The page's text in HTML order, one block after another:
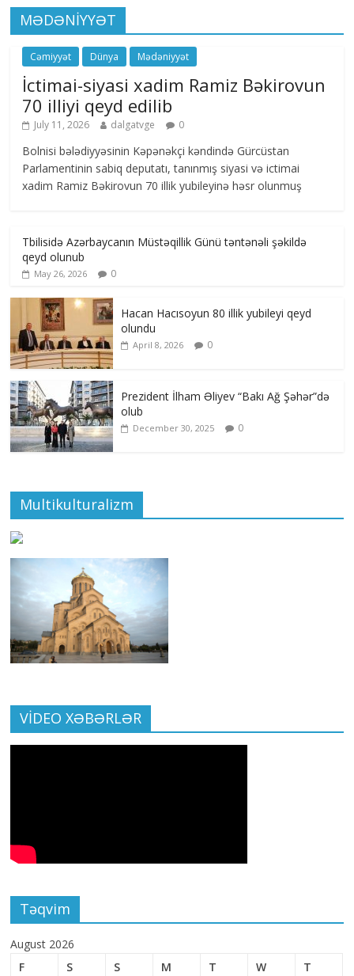
MƏDƏNİYYƏT
Cəmiyyət Dünya Mədəniyyət
İctimai-siyasi xadim Ramiz Bəkirovun
70 illiyi qeyd edilib
July 11, 2026 dalgatvge 0
Bolnisi bələdiyyəsinin Kəpənəkçi kəndində Gürcüstan
Parlamentinin sabiq deputatı, tanınmış siyasi və ictimai
xadim Ramiz Bəkirovun 70 illik yubileyinə həsr olunmuş
Tbilisidə Azərbaycanın Müstəqillik Günü təntənəli şəkildə
qeyd olunub
May 26, 2026 0
Hacan Hacısoyun 80 illik yubileyi qeyd
olundu
April 8, 2026 0
Prezident İlham Əliyev “Bakı Ağ Şəhər”də
olub
December 30, 2025 0
Multikulturalizm
VİDEO XƏBƏRLƏR
Təqvim
August 2026
F
S S M T W T